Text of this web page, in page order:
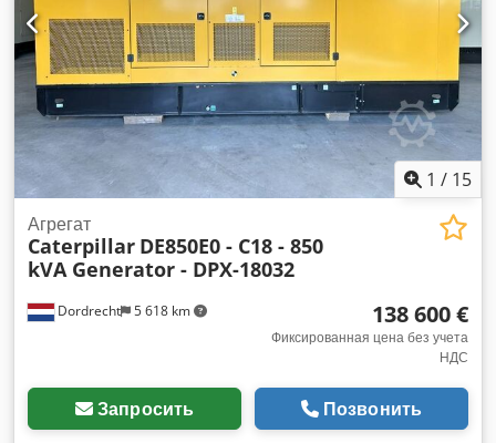
1 / 15
Dordrecht 5 618 km
Агрегат
Caterpillar DE850E0 - C18 - 850
kVA Generator - DPX-18032
138 600 €
Фиксированная цена без учета
НДС
Запросить Позвонить